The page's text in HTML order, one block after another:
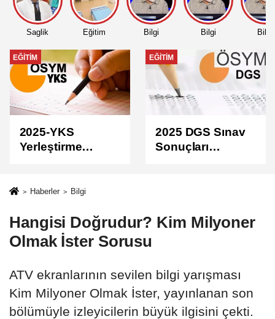
Saglik Eğitim Bilgi Bilgi Bilgi
EĞITIM
2025-YKS
Yerleştirme
Sonuçlar
Açıldı
EĞITIM
2025 DGS Sınav
Sonuçları
Haberler Bilgi
Hangisi Doğrudur? Kim Milyoner
Olmak İster Sorusu
ATV ekranlarının sevilen bilgi yarışması
Kim Milyoner Olmak İster, yayınlanan son
bölümüyle izleyicilerin büyük ilgisini çekti.